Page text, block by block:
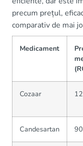
precum prețul,
comparativ de mai
Medicament
Cozaar
Candesartan 90